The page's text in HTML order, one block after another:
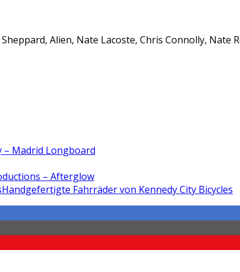
Alien, Nate Lacoste, Chris Connolly, Nate
– Madrid Longboard
– Afterglow
Handgefertigte Fahrräder von Kennedy City Bicycles